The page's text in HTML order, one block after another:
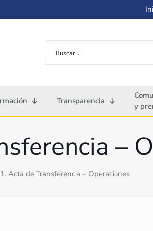
Transparencia
y
–
Acta de Transferencia – Operaciones